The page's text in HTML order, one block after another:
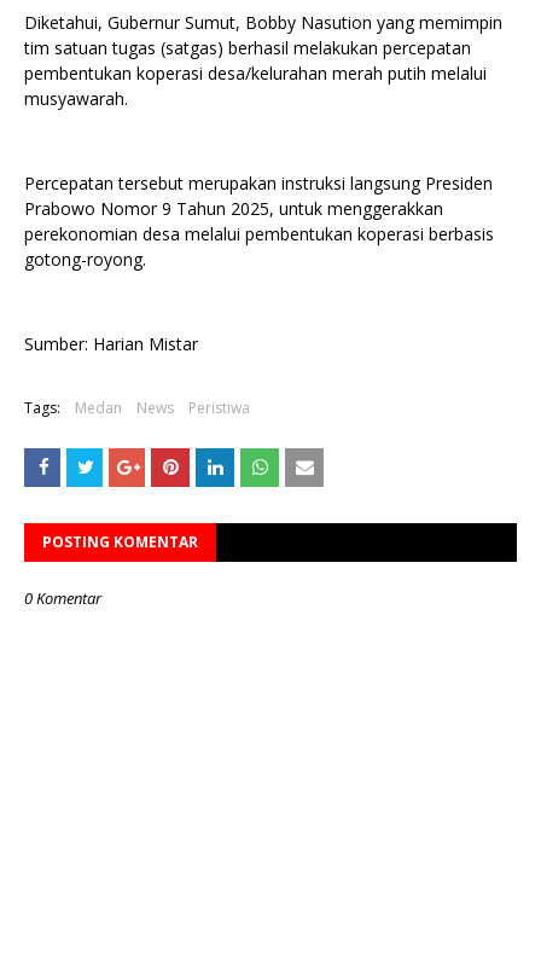
Diketahui, Gubernur Sumut, Bobby Nasution yang memimpin
tim satuan tugas (satgas) berhasil melakukan percepatan
pembentukan koperasi desa/kelurahan merah putih melalui
musyawarah.
Percepatan tersebut merupakan instruksi langsung Presiden
Prabowo Nomor 9 Tahun 2025, untuk menggerakkan
perekonomian desa melalui pembentukan koperasi berbasis
gotong-royong.
Sumber: Harian Mistar
Tags: Medan News Peristiwa
POSTING KOMENTAR
0 Komentar